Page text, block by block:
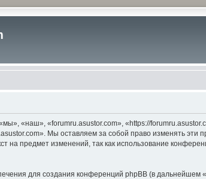
«наш», «forumru.asustor.com», «https://
Мы оставляем за собой право изменять
на предмет изменений, так как использование
для создания конференций phpBB (в дальнейшем